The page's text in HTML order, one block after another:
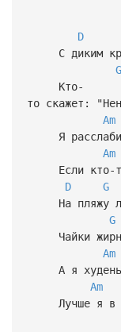
D
С диким
G
Кто-
то скажет:
Am
Я
Am
Если кто-то
D
G
На пляжу
G
Чайки
Am
А я
Am
Лучше я в